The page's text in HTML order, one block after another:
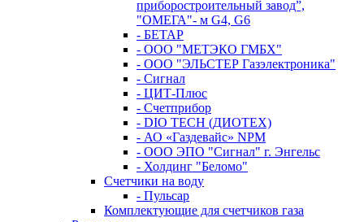
приборостроительный завод”,
"ОМЕГА"- м G4, G6
- БЕТАР
- ООО "МЕТЭКО ГМБХ"
- ООО "ЭЛЬСТЕР Газэлектроника"
- Сигнал
- ЦИТ-Плюс
- Счетприбор
- DIO TECH (ДИОТЕХ)
- АО «Газдевайс» NPM
- ООО ЭПО "Сигнал" г. Энгельс
- Холдинг "Беломо"
Счетчики на воду
- Пульсар
Комплектующие для счетчиков газа